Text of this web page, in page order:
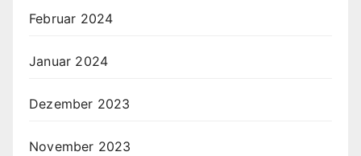
Februar 2024
Januar 2024
Dezember 2023
November 2023